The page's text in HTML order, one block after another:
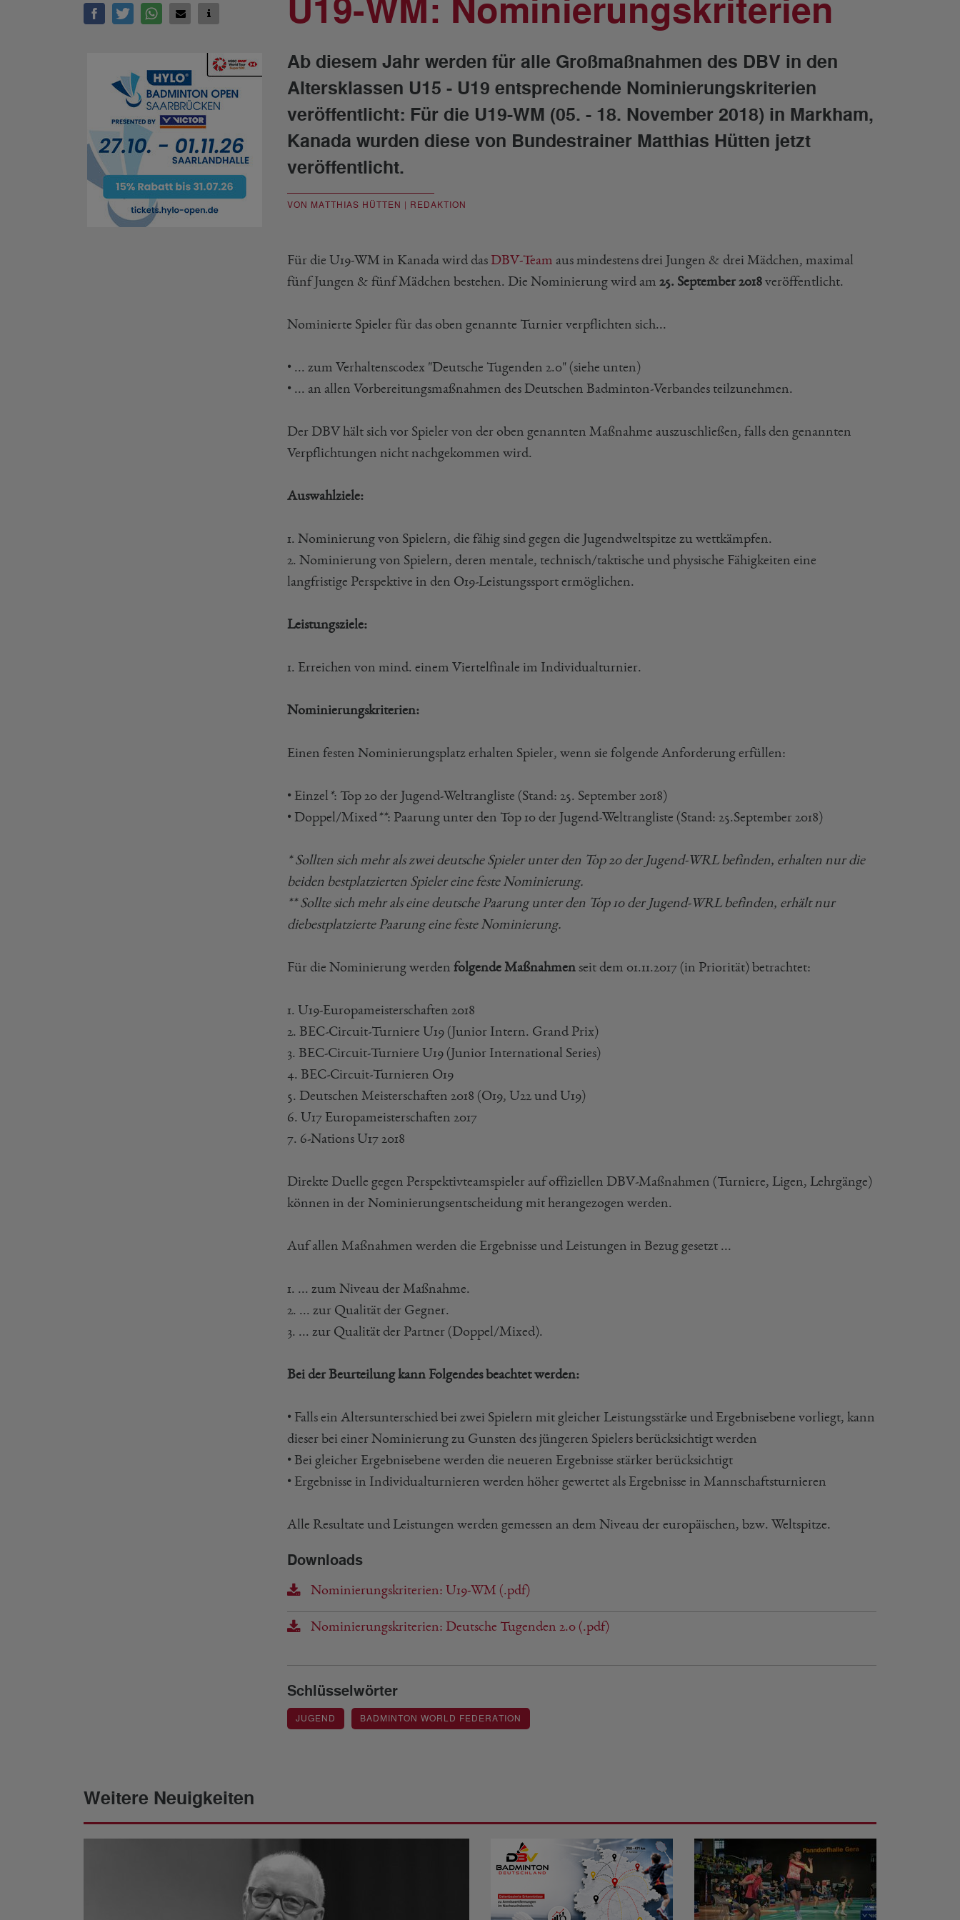
U19-WM: Nominierungskriterien
Ab diesem Jahr werden für alle Großmaßnahmen des DBV in den
Altersklassen U15 - U19 entsprechende Nominierungskriterien
veröffentlicht: Für die U19-WM (05. - 18. November 2018) in Markham,
Kanada wurden diese von Bundestrainer Matthias Hütten jetzt
veröffentlicht.
VON MATTHIAS HÜTTEN | REDAKTION
Für die U19-WM in Kanada wird das DBV-Team aus mindestens drei Jungen & drei Mädchen, maximal
fünf Jungen & fünf Mädchen bestehen. Die Nominierung wird am 25. September 2018 veröffentlicht.
Nominierte Spieler für das oben genannte Turnier verpflichten sich...
• ... zum Verhaltenscodex "Deutsche Tugenden 2.0" (siehe unten)
• ... an allen Vorbereitungsmaßnahmen des Deutschen Badminton-Verbandes teilzunehmen.
Der DBV hält sich vor Spieler von der oben genannten Maßnahme auszuschließen, falls den genannten
Verpflichtungen nicht nachgekommen wird.
Auswahlziele:
1. Nominierung von Spielern, die fähig sind gegen die Jugendweltspitze zu wettkämpfen.
2. Nominierung von Spielern, deren mentale, technisch/taktische und physische Fähigkeiten eine
langfristige Perspektive in den O19-Leistungssport ermöglichen.
Leistungsziele:
1. Erreichen von mind. einem Viertelfinale im Individualturnier.
Nominierungskriterien:
Einen festen Nominierungsplatz erhalten Spieler, wenn sie folgende Anforderung erfüllen:
• Einzel *: Top 20 der Jugend-Weltrangliste (Stand: 25. September 2018)
• Doppel/Mixed**: Paarung unter den Top 10 der Jugend-Weltrangliste (Stand: 25.September 2018)
* Sollten sich mehr als zwei deutsche Spieler unter den Top 20 der Jugend-WRL befinden, erhalten nur die
beiden bestplatzierten Spieler eine feste Nominierung.
** Sollte sich mehr als eine deutsche Paarung unter den Top 10 der Jugend-WRL befinden, erhält nur
diebestplatzierte Paarung eine feste Nominierung.
Für die Nominierung werden folgende Maßnahmen seit dem 01.11.2017 (in Priorität) betrachtet:
1. U19-Europameisterschaften 2018
2. BEC-Circuit-Turniere U19 (Junior Intern. Grand Prix)
3. BEC-Circuit-Turniere U19 (Junior International Series)
4. BEC-Circuit-Turnieren O19
5. Deutschen Meisterschaften 2018 (O19, U22 und U19)
6. U17 Europameisterschaften 2017
7. 6-Nations U17 2018
Direkte Duelle gegen Perspektivteamspieler auf offiziellen DBV-Maßnahmen (Turniere, Ligen, Lehrgänge)
können in der Nominierungsentscheidung mit herangezogen werden.
Auf allen Maßnahmen werden die Ergebnisse und Leistungen in Bezug gesetzt ...
1. ... zum Niveau der Maßnahme.
2. ... zur Qualität der Gegner.
3. ... zur Qualität der Partner (Doppel/Mixed).
Bei der Beurteilung kann Folgendes beachtet werden:
• Falls ein Altersunterschied bei zwei Spielern mit gleicher Leistungsstärke und Ergebnisebene vorliegt, kann
dieser bei einer Nominierung zu Gunsten des jüngeren Spielers berücksichtigt werden
• Bei gleicher Ergebnisebene werden die neueren Ergebnisse stärker berücksichtigt
• Ergebnisse in Individualturnieren werden höher gewertet als Ergebnisse in Mannschaftsturnieren
Alle Resultate und Leistungen werden gemessen an dem Niveau der europäischen, bzw. Weltspitze.
Downloads
Nominierungskriterien: U19-WM (.pdf)
Nominierungskriterien: Deutsche Tugenden 2.0 (.pdf)
Schlüsselwörter
JUGEND BADMINTON WORLD FEDERATION
Weitere Neuigkeiten